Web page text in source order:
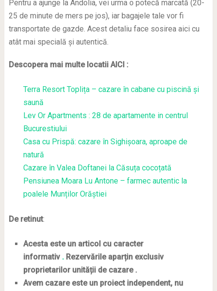
Pentru a ajunge la Andolia, vei urma o potecă marcată (20-
25 de minute de mers pe jos), iar bagajele tale vor fi
transportate de gazde. Acest detaliu face sosirea aici cu
atât mai specială și autentică.
Descopera mai multe locatii AICI :
Terra Resort Toplița – cazare în cabane cu piscină și
saună
Lev Or Apartments : 28 de apartamente in centrul
Bucurestiului
Casa cu Prispă: cazare în Sighișoara, aproape de
natură
Cazare în Valea Doftanei la Căsuța cocoțată
Pensiunea Moara Lu Antone – farmec autentic la
poalele Munților Orăștiei
De retinut:
Acesta este un articol cu caracter
informativ .Rezervările aparțin exclusiv
proprietarilor unității de cazare .
Avem cazare este un proiect independent, nu